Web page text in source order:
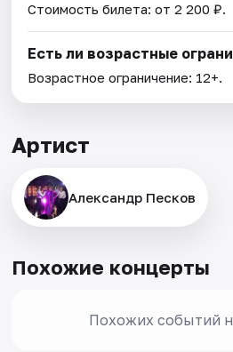
Стоимость билета: от 2 200 ₽.
Есть ли возрастные
Возрастное ограничение: 12+.
Артист
Александр Песков
Похожие концерты
Похожих событий